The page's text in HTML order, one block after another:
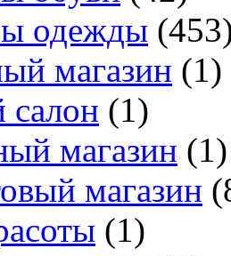
одежды
магазин (1)
(1)
магазин (1)
магазин
(1)